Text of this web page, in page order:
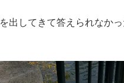
出してきて答えられなか